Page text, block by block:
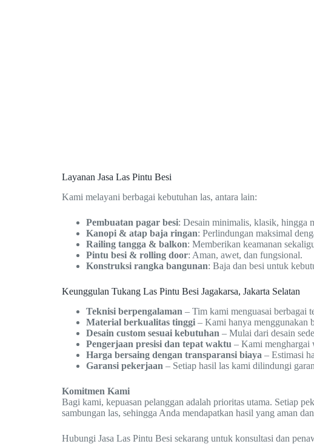
Layanan Jasa Las Pintu Besi
Kami melayani berbagai kebutuhan las, antara lain:
Pembuatan pagar besi: Desain minimalis, klasik, hingga
Kanopi & atap baja ringan: Perlindungan maksimal
Railing tangga & balkon: Memberikan keamanan
Pintu besi & rolling door: Aman, awet, dan fungsional.
Konstruksi rangka bangunan: Baja dan besi untuk
Keunggulan Tukang Las Pintu Besi Jagakarsa, Jakarta Selatan
Teknisi berpengalaman – Tim kami menguasai berbagai
Material berkualitas tinggi – Kami hanya menggunakan
Desain custom sesuai kebutuhan – Mulai dari desain
Pengerjaan presisi dan tepat waktu – Kami menghargai
Harga bersaing dengan transparansi biaya – Estimasi
Garansi pekerjaan – Setiap hasil las kami dilindungi
Komitmen Kami
Bagi kami, kepuasan pelanggan adalah prioritas utama. Setiap
sambungan las, sehingga Anda mendapatkan hasil yang aman
Hubungi Jasa Las Pintu Besi sekarang untuk konsultasi dan